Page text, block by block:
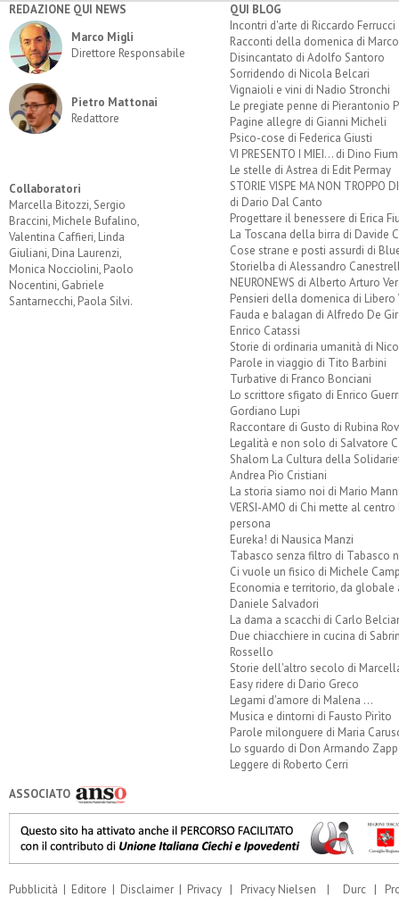
REDAZIONE QUI NEWS
Marco Migli
Direttore Responsabile
Pietro Mattonai
Redattore
Collaboratori
Marcella Bitozzi, Sergio
Braccini, Michele Bufalino,
Valentina Caffieri, Linda
Giuliani, Dina Laurenzi,
Monica Nocciolini, Paolo
Nocentini, Gabriele
Santarnecchi, Paola Silvi.
QUI BLOG
Incontri d'arte di Riccardo Ferrucci
Racconti della domenica di
Disincantato di Adolfo Santoro
Sorridendo di Nicola Belcari
Vignaioli e vini di Nadio Stronchi
Le pregiate penne di Pierantonio
Pagine allegre di Gianni Micheli
Psico-cose di Federica Giusti
VI PRESENTO I MIEI... di Dino
Le stelle di Astrea di Edit Permay
STORIE VISPE MA NON TROPPO
di Dario Dal Canto
Progettare il benessere di Erica
La Toscana della birra di Davide
Cose strane e posti assurdi di
Storielba di Alessandro
NEURONEWS di Alberto Arturo
Pensieri della domenica di Libero
Fauda e balagan di Alfredo De
Enrico Catassi
Storie di ordinaria umanità di
Parole in viaggio di Tito Barbini
Turbative di Franco Bonciani
Lo scrittore sfigato di Enrico
Gordiano Lupi
Raccontare di Gusto di Rubina
Legalità e non solo di Salvatore
Shalom La Cultura della
Andrea Pio Cristiani
La storia siamo noi di Mario
VERSI-AMO di Chi mette al centro
persona
Eureka! di Nausica Manzi
Tabasco senza filtro di Tabasco
Ci vuole un fisico di Michele
Economia e territorio, da globale
Daniele Salvadori
La dama a scacchi di Carlo
Due chiacchiere in cucina di
Rossello
Storie dell'altro secolo di
Easy ridere di Dario Greco
Legami d'amore di Malena ...
Musica e dintorni di Fausto Pirìto
Parole milonguere di Maria
Lo sguardo di Don Armando
Leggere di Roberto Cerri
ASSOCIATO
Pubblicità | Editore | Disclaimer | Privacy | Privacy Nielsen | Durc |